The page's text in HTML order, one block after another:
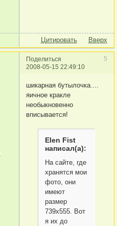
Цитировать Вверх
Поделиться
5
2008-05-15 22:49:10
шикарная бутылочка....
яичное кракле
необыкновенно
вписывается!
Elen Fist
написал(а):
На сайте, где
хранятся мои
фото, они
имеют
размер
739х555. Вот
я их до